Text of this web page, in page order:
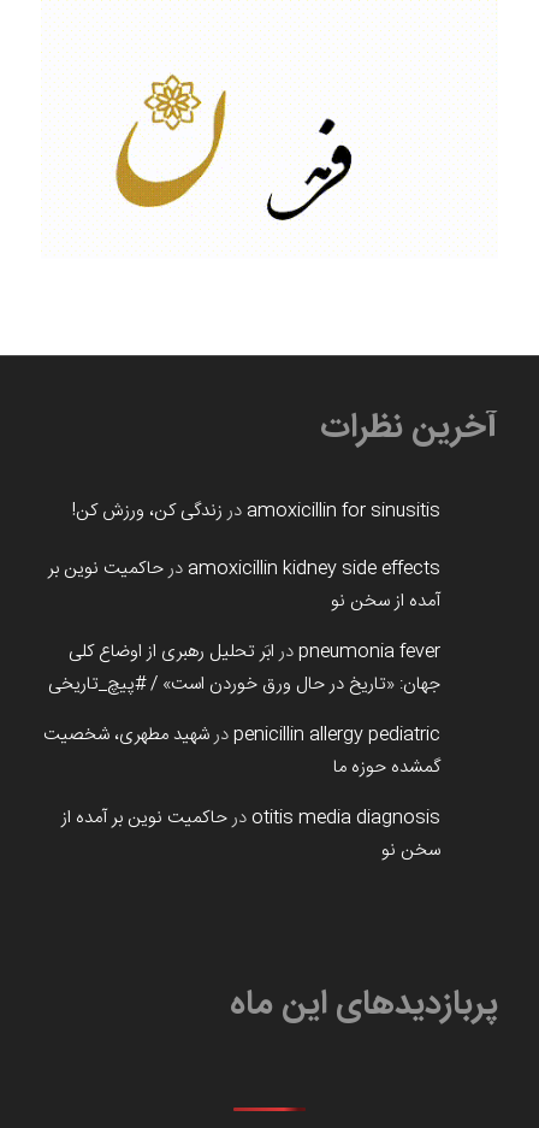
آخرین نظرات
amoxicillin for sinusitis در زندگی کن، ورزش کن!
amoxicillin kidney side effects درحاکمیت نوین بر
آمده از سخن نو
pneumonia feverدرابَر تحلیل رهبری از اوضاع کلی
جهان: «تاریخ در حال ورق خوردن است» / #پیچ_تاریخی
penicillin allergy pediatricدرشهید مطهری، شخصیت
گمشده حوزه ما
otitis media diagnosisدرحاکمیت نوین بر آمده از
سخن نو
پربازدیدهای این ماه